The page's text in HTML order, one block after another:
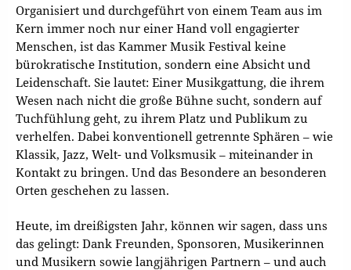
Organisiert und durchgeführt von einem Team aus im
Kern immer noch nur einer Hand voll engagierter
Menschen, ist das Kammer Musik Festival keine
bürokratische Institution, sondern eine Absicht und
Leidenschaft. Sie lautet: Einer Musikgattung, die ihrem
Wesen nach nicht die große Bühne sucht, sondern auf
Tuchfühlung geht, zu ihrem Platz und Publikum zu
verhelfen. Dabei konventionell getrennte Sphären – wie
Klassik, Jazz, Welt- und Volksmusik – miteinander in
Kontakt zu bringen. Und das Besondere an besonderen
Orten geschehen zu lassen.
Heute, im dreißigsten Jahr, können wir sagen, dass uns
das gelingt: Dank Freunden, Sponsoren, Musikerinnen
und Musikern sowie langjährigen Partnern – und auch